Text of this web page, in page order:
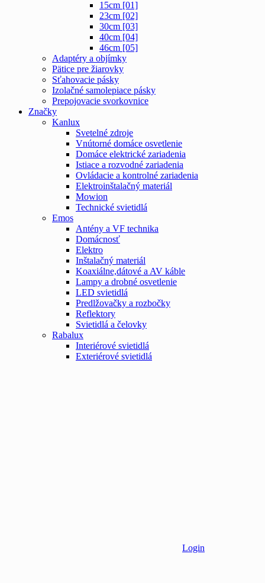
15cm [01]
23cm [02]
30cm [03]
40cm [04]
46cm [05]
Adaptéry a objímky
Pätice pre žiarovky
Sťahovacie pásky
Izolačné samolepiace pásky
Prepojovacie svorkovnice
Značky
Kanlux
Svetelné zdroje
Vnútorné domáce osvetlenie
Domáce elektrické zariadenia
Istiace a rozvodné zariadenia
Ovládacie a kontrolné zariadenia
Elektroinštalačný materiál
Mowion
Technické svietidlá
Emos
Antény a VF technika
Domácnosť
Elektro
Inštalačný materiál
Koaxiálne,dátové a AV káble
Lampy a drobné osvetlenie
LED svietidlá
Predlžovačky a rozbočky
Reflektory
Svietidlá a čelovky
Rabalux
Interiérové svietidlá
Exteriérové svietidlá
Login